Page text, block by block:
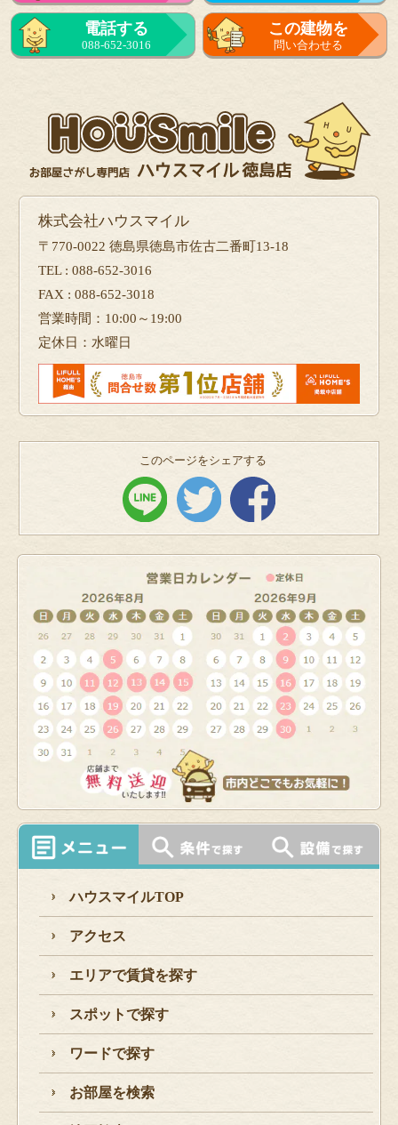
来店予約
をする
電話する
088-652-3016
この建物を
問い合わせる
株式会社ハウスマイル
〒770-0022 徳島県徳島市佐古二番町13-18
TEL : 088-652-3016
FAX : 088-652-3018
営業時間：10:00～19:00
定休日：水曜日
このページをシェアする
ハウスマイルTOP
アクセス
エリアで賃貸を探す
スポットで探す
ワードで探す
お部屋を検索